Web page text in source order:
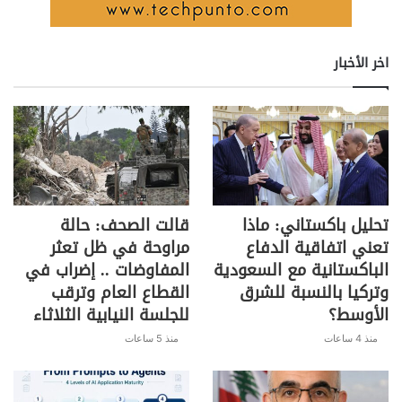
لوصف استغلال الدول للأحداث الرياضية
الضخمة لتحسين سمعتها العالمية التي هي
في أمس الحاجة إلى الإصلاح، وعادة ما
يكون ذلك في ضوء الانتهاكات الجسيمة
لحقوق الإنسان أو السياسات غير المرغوب
فيها الأخرى.
على الرغم من أن النقاد الليبراليين
الغربيين استخدموا المصطلح بشكل
حصري تقريبًا للإشارة إلى الدول العربية،
إلا أنها ممارسة عالمية شائعة لدى كل من
الديمقراطيات الليبرالية والأنظمة
الرياضية نفسها.
اخر الأخبار
تحليل باكستاني: ماذا
تعني اتفاقية الدفاع
الباكستانية مع السعودية
وتركيا بالنسبة للشرق
الأوسط؟
منذ 4 ساعات
قالت الصحف: حالة
مراوحة في ظل تعثر
المفاوضات .. إضراب في
القطاع العام وترقب
للجلسة النيابية الثلاثاء
منذ 5 ساعات